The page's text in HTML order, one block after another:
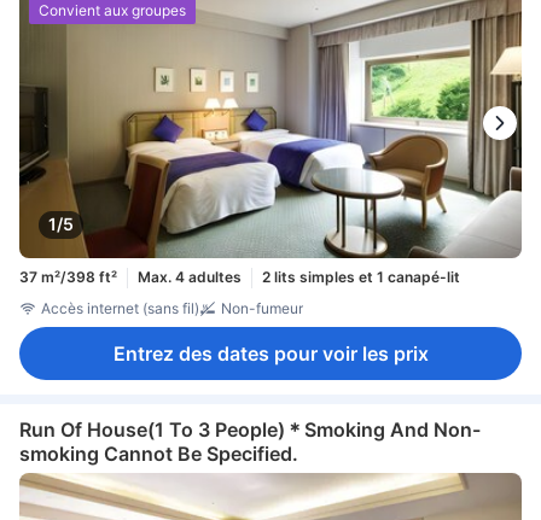
1/5
Convient aux groupes
37 m²/398 ft² Max. 4 adultes
2 lits simples et 1 canapé-lit
Accès internet (sans fil)
Non-fumeur
Entrez des dates pour voir les prix
Run Of House(1 To 3 People)＊Smoking And Non-
smoking Cannot Be Specified.